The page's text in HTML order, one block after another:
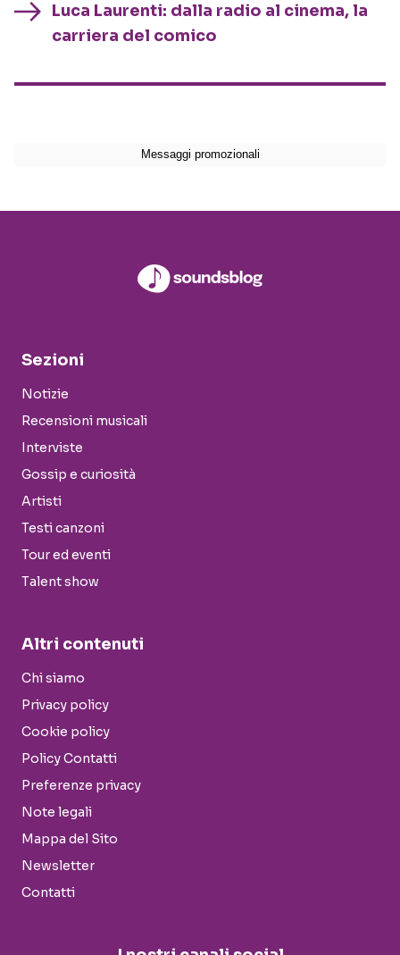
Luca Laurenti: dalla radio al cinema, la
carriera del comico
Sezioni
Notizie
Recensioni musicali
Interviste
Gossip e curiosità
Artisti
Testi canzoni
Tour ed eventi
Talent show
Altri contenuti
Chi siamo
Privacy policy
Cookie policy
Policy Contatti
Preferenze privacy
Note legali
Mappa del Sito
Newsletter
Contatti